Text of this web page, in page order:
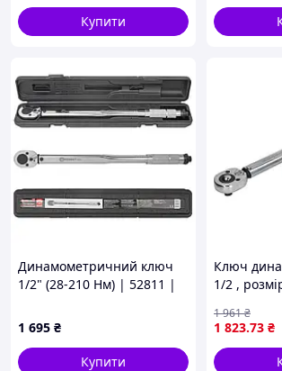
Купити
Динамометричний ключ
1/2" (28-210 Нм) | 52811 |
1 695 ₴
Купити
Ключ
1/2 ,
нм,
wheels
A169 420
1 823.73 ₴
1 961₴